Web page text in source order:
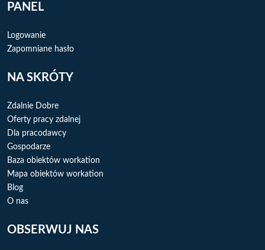
PANEL
Logowanie
Zapomniane hasło
NA SKRÓTY
Zdalnie Dobre
Oferty pracy zdalnej
Dla pracodawcy
Gospodarze
Baza obiektów workation
Mapa obiektów workation
Blog
O nas
OBSERWUJ NAS